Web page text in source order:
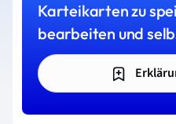
Karteikarten zu
bearbeiten und